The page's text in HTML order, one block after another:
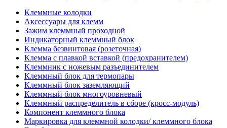
Клеммные колодки
Аксессуары для клемм
Зажим клеммный проходной
Индикаторный клеммный блок
Клемма безвинтовая (розеточная)
Клемма с плавкой вставкой (предохранителем)
Клеммник с ножевым разъединителем
Клеммный блок для термопары
Клеммный блок заземляющий
Клеммный блок многоуровневый
Клеммный распределитель в сборе (кросс-модуль)
Компонент клеммного блока
Маркировка для клеммной колодки/ клеммного блока